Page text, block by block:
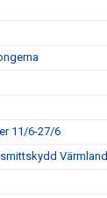
11/6-27/6
Värmland